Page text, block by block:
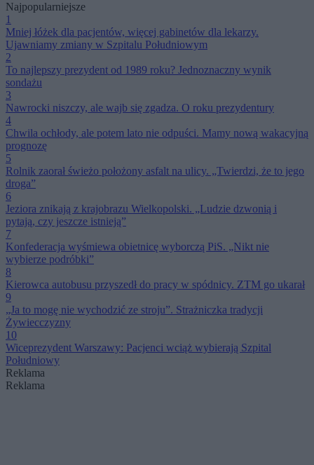
Najpopularniejsze
1
Mniej łóżek dla pacjentów, więcej gabinetów dla lekarzy.
Ujawniamy zmiany w Szpitalu Południowym
2
To najlepszy prezydent od 1989 roku? Jednoznaczny wynik
sondażu
3
Nawrocki niszczy, ale wajb się zgadza. O roku prezydentury
4
Chwila ochłody, ale potem lato nie odpuści. Mamy nową wakacyjną
prognozę
5
Rolnik zaorał świeżo położony asfalt na ulicy. „Twierdzi, że to jego
droga”
6
Jeziora znikają z krajobrazu Wielkopolski. „Ludzie dzwonią i
pytają, czy jeszcze istnieją”
7
Konfederacja wyśmiewa obietnicę wyborczą PiS. „Nikt nie
wybierze podróbki”
8
Kierowca autobusu przyszedł do pracy w spódnicy. ZTM go ukarał
9
„Ja to mogę nie wychodzić ze stroju”. Strażniczka tradycji
Żywiecczyzny
10
Wiceprezydent Warszawy: Pacjenci wciąż wybierają Szpital
Południowy
Reklama
Reklama